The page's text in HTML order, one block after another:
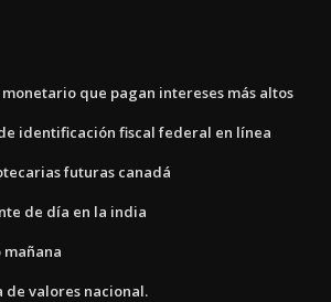
que pagan intereses más altos
identificación fiscal federal en línea
futuras canadá
de día en la india
mañana
de valores nacional.